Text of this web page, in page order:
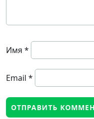
Имя *
Email *